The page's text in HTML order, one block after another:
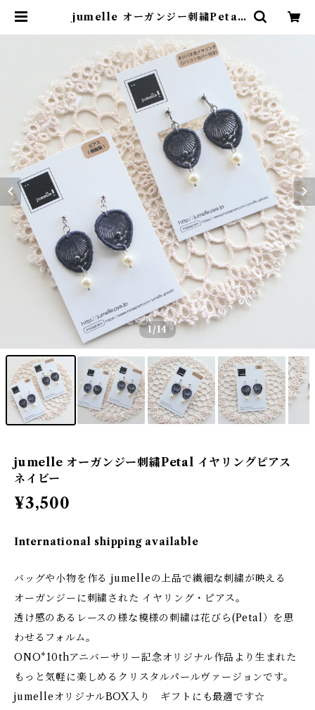
jumelle オーガンジー刺繍Petal
1/14
jumelle オーガンジー刺繍Petal イヤリングピアス
ネイビー
¥3,500
International shipping available
バッグや小物を作る jumelleの上品で繊細な刺繍が映える
オーガンジーに刺繍された イヤリング・ピアス。
透け感のあるレースの様な模様の刺繍は花びら(Petal）を思
わせるフォルム。
ONO*10thアニバーサリー記念オリジナル作品より生まれた
もっと気軽に楽しめるクリスタルパールヴァージョンです。
jumelleオリジナルBOX入り ギフトにも最適です☆